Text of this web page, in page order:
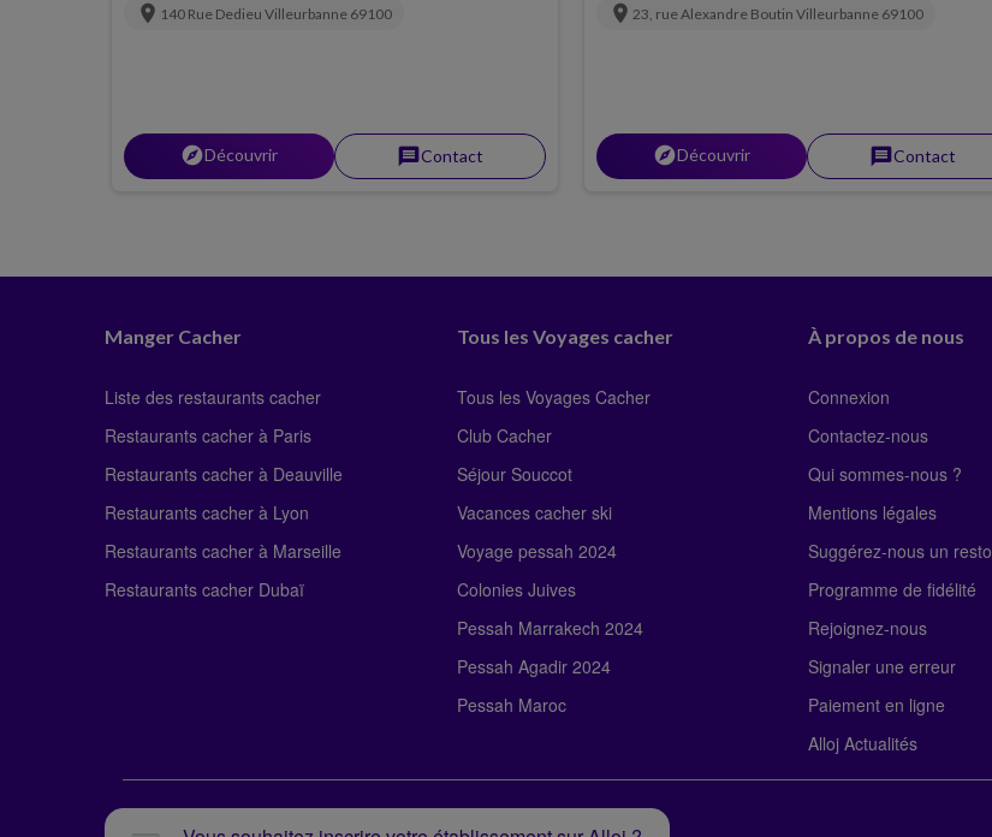
location_on 140 Rue Dedieu Villeurbanne 69100
explorerDécouvrir messageContact
location_on23, rue Alexandre BoutinVilleurbanne 69100
explorerDécouvrir messageContact
Manger Cacher
Liste des restaurants cacher
Restaurants cacher à Paris
Restaurants cacher à Deauville
Restaurants cacher à Lyon
Restaurants cacher à Marseille
Restaurants cacher Dubaï
Tous les Voyages cacher
Tous les Voyages Cacher
Club Cacher
Séjour Souccot
Vacances cacher ski
Voyage pessah 2024
Colonies Juives
Pessah Marrakech 2024
Pessah Agadir 2024
Pessah Maroc
À propos de nous
Connexion
Contactez-nous
Qui sommes-nous ?
Mentions légales
Suggérez-nous un resto
Programme de fidélité
Rejoignez-nous
Signaler une erreur
Paiement en ligne
Alloj Actualités